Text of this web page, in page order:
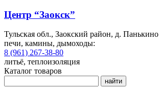
Центр “Заокск”
Тульская обл., Заокский район, д. Панькино
печи, камины, дымоходы:
8 (961) 267-38-80
литьё, теплоизоляция
Каталог товаров
найти